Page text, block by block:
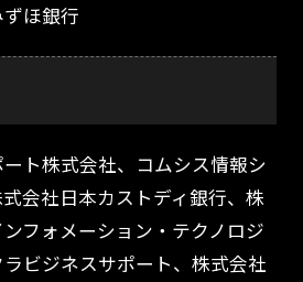
ほ銀行
ト株式会社、コムシス情報シ
会社日本カストディ銀行、株
フォメーション・テクノロジ
ビジネスサポート、株式会社